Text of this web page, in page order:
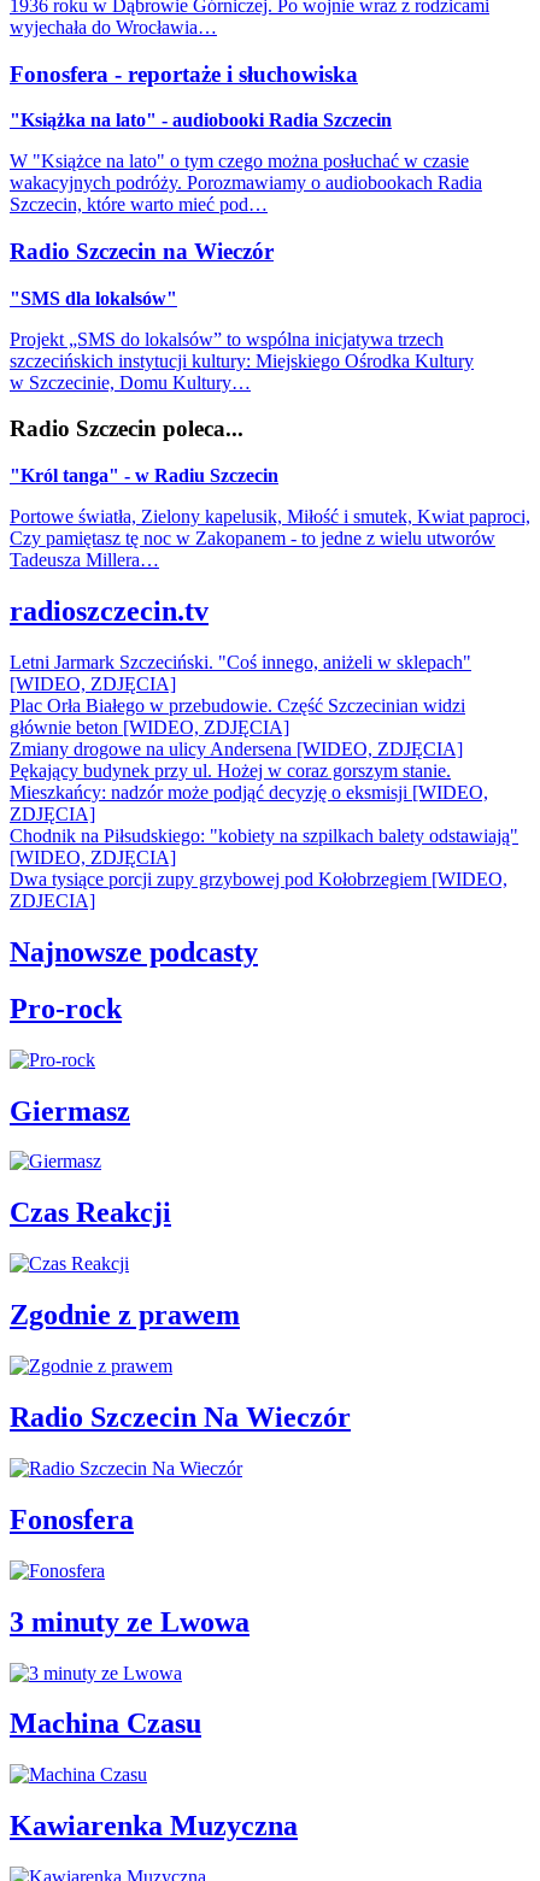
1936 roku w Dąbrowie Górniczej. Po wojnie wraz z rodzicami
wyjechała do Wrocławia…
Fonosfera - reportaże i słuchowiska
"Książka na lato" - audiobooki Radia Szczecin
W "Książce na lato" o tym czego można posłuchać w czasie
wakacyjnych podróży. Porozmawiamy o audiobookach Radia
Szczecin, które warto mieć pod…
Radio Szczecin na Wieczór
"SMS dla lokalsów"
Projekt „SMS do lokalsów” to wspólna inicjatywa trzech
szczecińskich instytucji kultury: Miejskiego Ośrodka Kultury
w Szczecinie, Domu Kultury…
Radio Szczecin poleca...
"Król tanga" - w Radiu Szczecin
Portowe światła, Zielony kapelusik, Miłość i smutek, Kwiat paproci,
Czy pamiętasz tę noc w Zakopanem - to jedne z wielu utworów
Tadeusza Millera…
radioszczecin.tv
Letni Jarmark Szczeciński. "Coś innego, aniżeli w sklepach"
[WIDEO, ZDJĘCIA]
Plac Orła Białego w przebudowie. Część Szczecinian widzi
głównie beton [WIDEO, ZDJĘCIA]
Zmiany drogowe na ulicy Andersena [WIDEO, ZDJĘCIA]
Pękający budynek przy ul. Hożej w coraz gorszym stanie.
Mieszkańcy: nadzór może podjąć decyzję o eksmisji [WIDEO,
ZDJĘCIA]
Chodnik na Piłsudskiego: "kobiety na szpilkach balety odstawiają"
[WIDEO, ZDJĘCIA]
Dwa tysiące porcji zupy grzybowej pod Kołobrzegiem [WIDEO,
ZDJECIA]
Najnowsze podcasty
Pro-rock
Giermasz
Czas Reakcji
Zgodnie z prawem
Radio Szczecin Na Wieczór
Fonosfera
3 minuty ze Lwowa
Machina Czasu
Kawiarenka Muzyczna